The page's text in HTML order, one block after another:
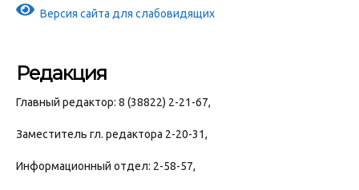
Версия сайта для слабовидящих
Редакция
Главный редактор: 8 (38822) 2-21-67,
Заместитель гл. редактора 2-20-31,
Информационный отдел: 2-58-57,